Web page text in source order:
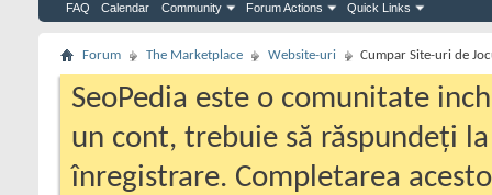
FAQ Calendar Community Forum Actions Quick Links
Forum The Marketplace Website-uri Cumpar Site-uri de
SeoPedia este o comunitate
un cont, trebuie să răspundeți
înregistrare. Completarea